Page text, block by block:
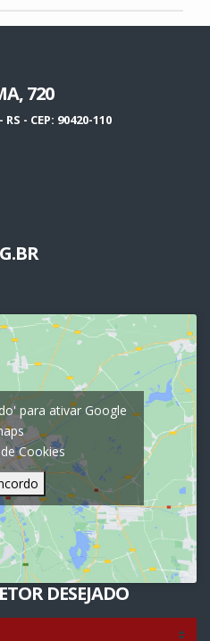
720
RS - CEP: 90420-110
para ativar Google
Cookies
DESEJADO